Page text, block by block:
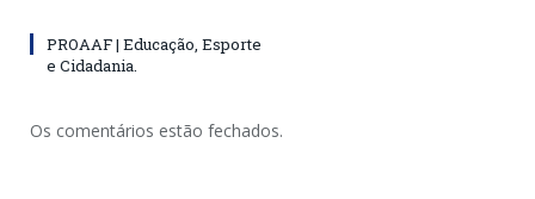
PROAAF | Educação, Esporte
e Cidadania.
Os comentários estão fechados.